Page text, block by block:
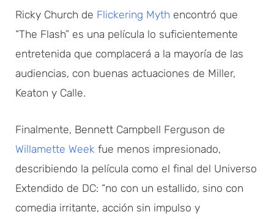
Ricky Church de Flickering Myth encontró que
“The Flash” es una película lo suficientemente
entretenida que complacerá a la mayoría de las
audiencias, con buenas actuaciones de Miller,
Keaton y Calle.
Finalmente, Bennett Campbell Ferguson de
Willamette Week fue menos impresionado,
describiendo la película como el final del Universo
Extendido de DC: “no con un estallido, sino con
comedia irritante, acción sin impulso y